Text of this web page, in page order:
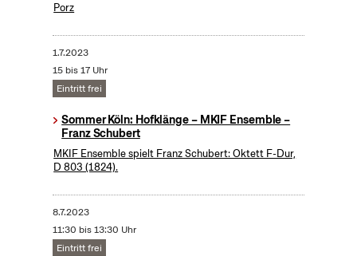
Porz
1.7.2023
15 bis 17 Uhr
Eintritt frei
Sommer Köln: Hofklänge – MKIF Ensemble –
Franz Schubert
MKIF Ensemble spielt Franz Schubert: Oktett F-Dur,
D 803 (1824).
8.7.2023
11:30 bis 13:30 Uhr
Eintritt frei